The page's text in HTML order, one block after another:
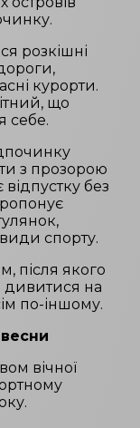
розкішні
курорти.
що
себе.
з прозорою
без
види спорту.
після якого
дивитися на
по-іншому.
вічної